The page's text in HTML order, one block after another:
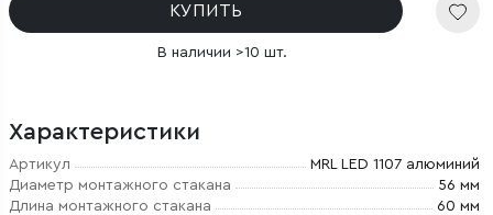
КУПИТЬ
В наличии >10 шт.
Характеристики
Артикул
MRL LED 1107 алюминий
Диаметр монтажного стакана
56 мм
Длина монтажного стакана
60 мм